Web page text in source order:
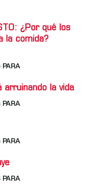
¿Por qué los
la comida?
PARA
arruinando la vida
PARA
PARA
PARA